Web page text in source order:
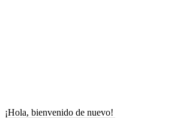
¡Hola, bienvenido de nuevo!